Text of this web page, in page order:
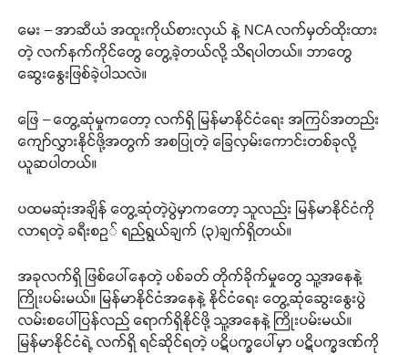
မေး – အာဆီယံ အထူးကိုယ်စားလှယ် နဲ့ NCA လက်မှတ်ထိုးထား
တဲ့ လက်နက်ကိုင်တွေ တွေ့ခဲ့တယ်လို့ သိရပါတယ်။ ဘာတွေ
ဆွေးနွေးဖြစ်ခဲ့ပါသလဲ။
ဖြေ – တွေ့ဆုံမှုကတော့ လက်ရှိ မြန်မာနိုင်ငံရေး အကြပ်အတည်း
ကျော်လွှားနိုင်ဖို့အတွက် အစပြုတဲ့ ခြေလှမ်းကောင်းတစ်ခုလို့
ယူဆပါတယ်။
ပထမဆုံးအချိန် တွေ့ဆုံတဲ့ပွဲမှာကတော့ သူလည်း မြန်မာနိုင်ငံကို
လာရတဲ့ ခရီးစဥ် ရည်ရွယ်ချက် (၃)ချက်ရှိတယ်။
အခုလက်ရှိ ဖြစ်ပေါ်နေတဲ့ ပစ်ခတ် တိုက်ခိုက်မှုတွေ သူ့အနေနဲ့
ကြိုးပမ်းမယ်။ မြန်မာနိုင်ငံအနေနဲ့ နိုင်ငံရေး တွေ့ဆုံဆွေးနွေးပွဲ
လမ်းစပေါ်ပြန်လည် ရောက်ရှိနိုင်ဖို့ သူ့အနေနဲ့ ကြိုးပမ်းမယ်။
မြန်မာနိုင်ငံရဲ့ လက်ရှိ ရင်ဆိုင်ရတဲ့ ပဋိပက္ခပေါ်မှာ ပဋိပက္ခဒဏ်ကို